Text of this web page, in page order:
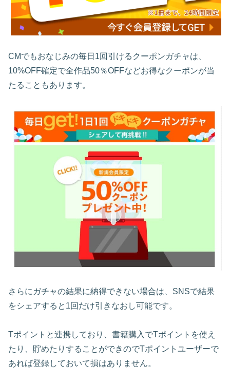
CMでもおなじみの毎日1回引けるクーポンガチャは、
10%OFF確定で全作品50％OFFなどお得なクーポンが当
たることもあります。
さらにガチャの結果に納得できない場合は、SNSで結果
をシェアすると1回だけ引きなおし可能です。
Tポイントと連携しており、書籍購入でTポイントを使え
たり、貯めたりすることができのでTポイントユーザーで
あれば登録しておいて損はありません。